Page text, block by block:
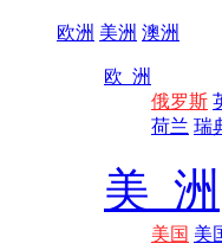
欧洲 美洲 澳洲
欧 洲
俄罗斯
荷兰 瑞
美 洲
美国 美